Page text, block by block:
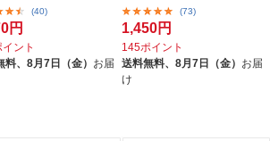
(40)
円
ント
、 8月7日（金） お届
(73)
1,450円
145ポイント
送料無料、8月7日（金） お届
け